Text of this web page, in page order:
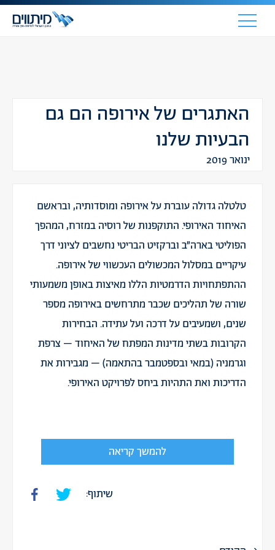
האתגרים של אירופה הם גם
הבעיות שלנו
ינואר 2019
טלטלה גדולה עוברת על אירופה ומוסדותיה, ובראשם
האיחוד האירופי. התוקפנות של רוסיה במזרח, המהפך
הפוליטי בארה״ב וברקזיט הבריטי נחשבים לציוני דרך
עיקריים במסלול המכשולים העכשווי של אירופה.
ההתפתחויות הדרמטיות הללו מאיצות באופן משמעותי
שורה של תהליכים שכבר מתרחשים באירופה מספר
שנים, ושמעיבים על דרכה ועל עתידה. הבחירות
הקרובות בשתי מדינות המפתח של האיחוד – צרפת
וגרמניה (במאי ובספטמבר בהתאמה) – מגבירות את
הדריכות ואת התהיות ביחס לפרויקט האירופי.
להמשך קריאה
שיתוף: